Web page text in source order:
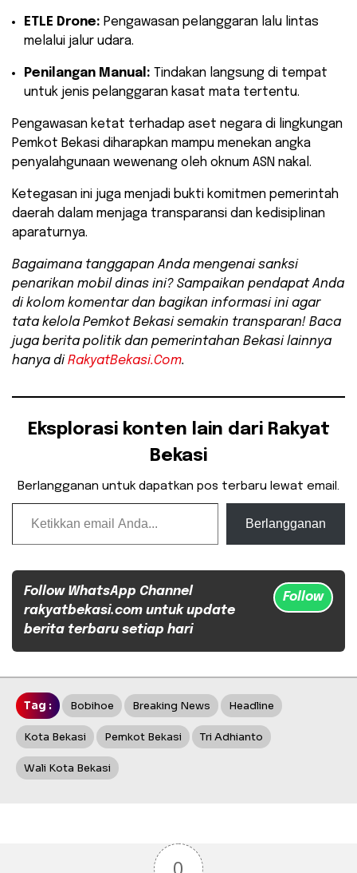
ETLE Drone: Pengawasan pelanggaran lalu lintas
melalui jalur udara.
Penilangan Manual: Tindakan langsung di tempat
untuk jenis pelanggaran kasat mata tertentu.
Pengawasan ketat terhadap aset negara di lingkungan
Pemkot Bekasi diharapkan mampu menekan angka
penyalahgunaan wewenang oleh oknum ASN nakal.
Ketegasan ini juga menjadi bukti komitmen pemerintah
daerah dalam menjaga transparansi dan kedisiplinan
aparaturnya.
Bagaimana tanggapan Anda mengenai sanksi
penarikan mobil dinas ini? Sampaikan pendapat Anda
di kolom komentar dan bagikan informasi ini agar
tata kelola Pemkot Bekasi semakin transparan! Baca
juga berita politik dan pemerintahan Bekasi lainnya
hanya di RakyatBekasi.Com.
Eksplorasi konten lain dari Rakyat
Bekasi
Berlangganan untuk dapatkan pos terbaru lewat email.
Ketikkan email Anda...
Berlangganan
Follow WhatsApp Channel
rakyatbekasi.com untuk update
berita terbaru setiap hari
Follow
Tag : Bobihoe Breaking News Headline
Kota Bekasi Pemkot Bekasi Tri Adhianto
Wali Kota Bekasi